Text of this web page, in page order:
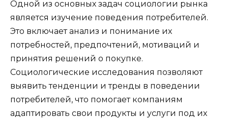
Одной из основных задач социологии рынка
является изучение поведения потребителей.
Это включает анализ и понимание их
потребностей, предпочтений, мотиваций и
принятия решений о покупке.
Социологические исследования позволяют
выявить тенденции и тренды в поведении
потребителей, что помогает компаниям
адаптировать свои продукты и услуги под их